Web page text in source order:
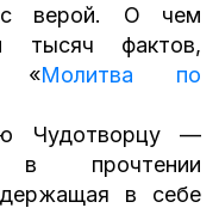
верой. О чем
тысяч фактов,
«Молитва по
Чудотворцу —
в прочтении
в себе